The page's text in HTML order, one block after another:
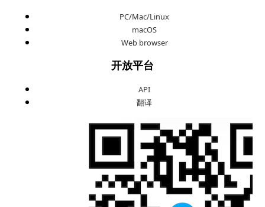
PC/Mac/Linux
macOS
Web browser
开放平台
API
翻译